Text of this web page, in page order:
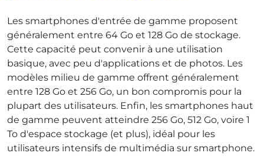
Les smartphones d'entrée de gamme proposent
généralement entre 64 Go et 128 Go de stockage.
Cette capacité peut convenir à une utilisation
basique, avec peu d'applications et de photos. Les
modèles milieu de gamme offrent généralement
entre 128 Go et 256 Go, un bon compromis pour la
plupart des utilisateurs. Enfin, les smartphones haut
de gamme peuvent atteindre 256 Go, 512 Go, voire 1
To d'espace stockage (et plus), idéal pour les
utilisateurs intensifs de multimédia sur smartphone.